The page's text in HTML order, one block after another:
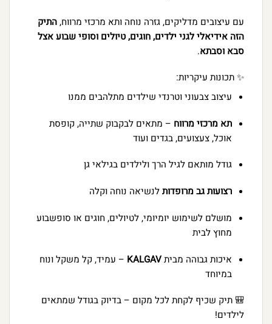
עם עיצובים מדליקים, גזרה נוחה ותא מרכזי מרווח,התיק
הזה אידיאלי לגני ילדים, חוגים, טיולים וסופי שבוע אצל
סבא וסבתא.
✨ תכונות עיקריות:
עיצוב צבעוני וטרנדי שילדים מתלהבים ממנו
תא מרכזי מרווח – מתאים לבקבוק שתייה, קופסת
אוכל, צעצועים, בגדים ועוד
גודל מותאם לגיל הרך ולילדים בגילאי גן
רצועות גב מרופדותלנשיאה נוחה וקלה
מושלם לשימוש יומיומי, לטיולים, חוגים או סופשבוע
מחוץ לבית
איכות גבוהה מביתKALGAV – עמיד, קל משקל ונוח
במיוחד
🎒 תיק שכיף לקחת לכל מקום – בדיוק בגודל שמתאים
לילדים!